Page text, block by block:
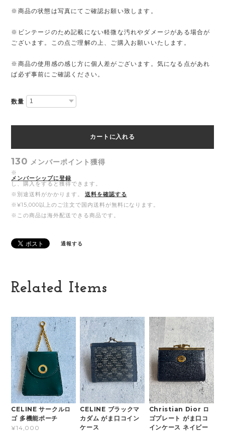
※商品の状態は写真にてご確認お願い致します。
※ビンテージのため記載にない軽微な汚れやダメージがある場合が
ございます。この点ご理解の上、ご購入お願いいたします。
※商品の使用感の感じ方に個人差がございます。気になる点があれ
ば必ず事前にご確認ください。
数量
カートに入れる
130 メンバーポイント 獲得
※
メンバーシップに登録
し、購入をすると獲得できます。
※別途送料がかかります。
送料を確認する
※¥15,000以上のご注文で国内送料が無料になります。
※この商品は海外配送できる商品です。
通報する
Related Items
CELINE サークルロ
ゴ 多機能ポーチ
¥14,000
CELINE ブラックマ
カダム がま口コイン
ケース
Christian Dior ロ
ゴプレート がま口コ
インケース ネイビー